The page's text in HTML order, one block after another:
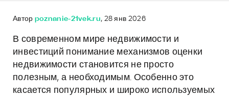
Автор poznanie-21vek.ru, 28 янв 2026
В современном мире недвижимости и
инвестиций понимание механизмов оценки
недвижимости становится не просто
полезным, а необходимым. Особенно это
касается популярных и широко используемых